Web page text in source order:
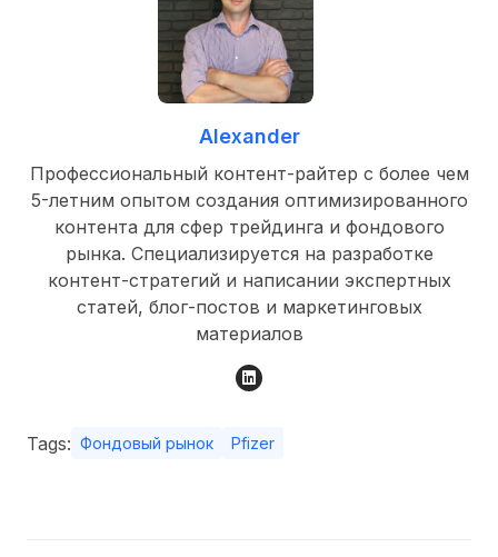
Alexander
Профессиональный контент-райтер с более чем
5-летним опытом создания оптимизированного
контента для сфер трейдинга и фондового
рынка. Специализируется на разработке
контент-стратегий и написании экспертных
статей, блог-постов и маркетинговых
материалов
Tags: Фондовый рынок Pfizer